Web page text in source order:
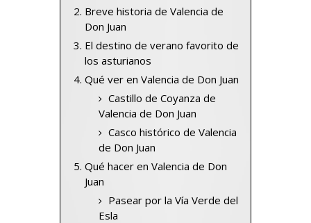
Breve historia de Valencia de
Don Juan
El destino de verano favorito de
los asturianos
Qué ver en Valencia de Don Juan
Castillo de Coyanza de
Valencia de Don Juan
Casco histórico de Valencia
de Don Juan
Qué hacer en Valencia de Don
Juan
Pasear por la Vía Verde del
Esla